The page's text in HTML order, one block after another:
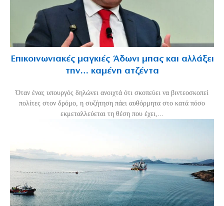
Επικοινωνιακές μαγκιές Άδωνι μπας και αλλάξει
την… καμένη ατζέντα
Όταν ένας υπουργός δηλώνει ανοιχτά ότι σκοπεύει να βιντεοσκοπεί
πολίτες στον δρόμο, η συζήτηση πάει αυθόρμητα στο κατά πόσο
εκμεταλλεύεται τη θέση που έχει,...